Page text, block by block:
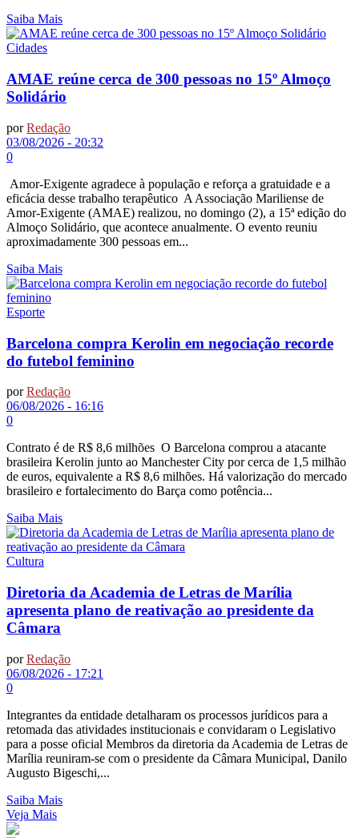
Saiba Mais
Cidades
AMAE reúne cerca de 300 pessoas no 15º Almoço
Solidário
por Redação
03/08/2026 - 20:32
0
Amor-Exigente agradece à população e reforça a gratuidade e a
eficácia desse trabalho terapêutico A Associação Mariliense de
Amor-Exigente (AMAE) realizou, no domingo (2), a 15ª edição do
Almoço Solidário, que acontece anualmente. O evento reuniu
aproximadamente 300 pessoas em...
Saiba Mais
Esporte
Barcelona compra Kerolin em negociação recorde
do futebol feminino
por Redação
06/08/2026 - 16:16
0
Contrato é de R$ 8,6 milhões O Barcelona comprou a atacante
brasileira Kerolin junto ao Manchester City por cerca de 1,5 milhão
de euros, equivalente a R$ 8,6 milhões. Há valorização do mercado
brasileiro e fortalecimento do Barça como potência...
Saiba Mais
Cultura
Diretoria da Academia de Letras de Marília
apresenta plano de reativação ao presidente da
Câmara
por Redação
06/08/2026 - 17:21
0
Integrantes da entidade detalharam os processos jurídicos para a
retomada das atividades institucionais e convidaram o Legislativo
para a posse oficial Membros da diretoria da Academia de Letras de
Marília reuniram-se com o presidente da Câmara Municipal, Danilo
Augusto Bigeschi,...
Saiba Mais
Veja Mais